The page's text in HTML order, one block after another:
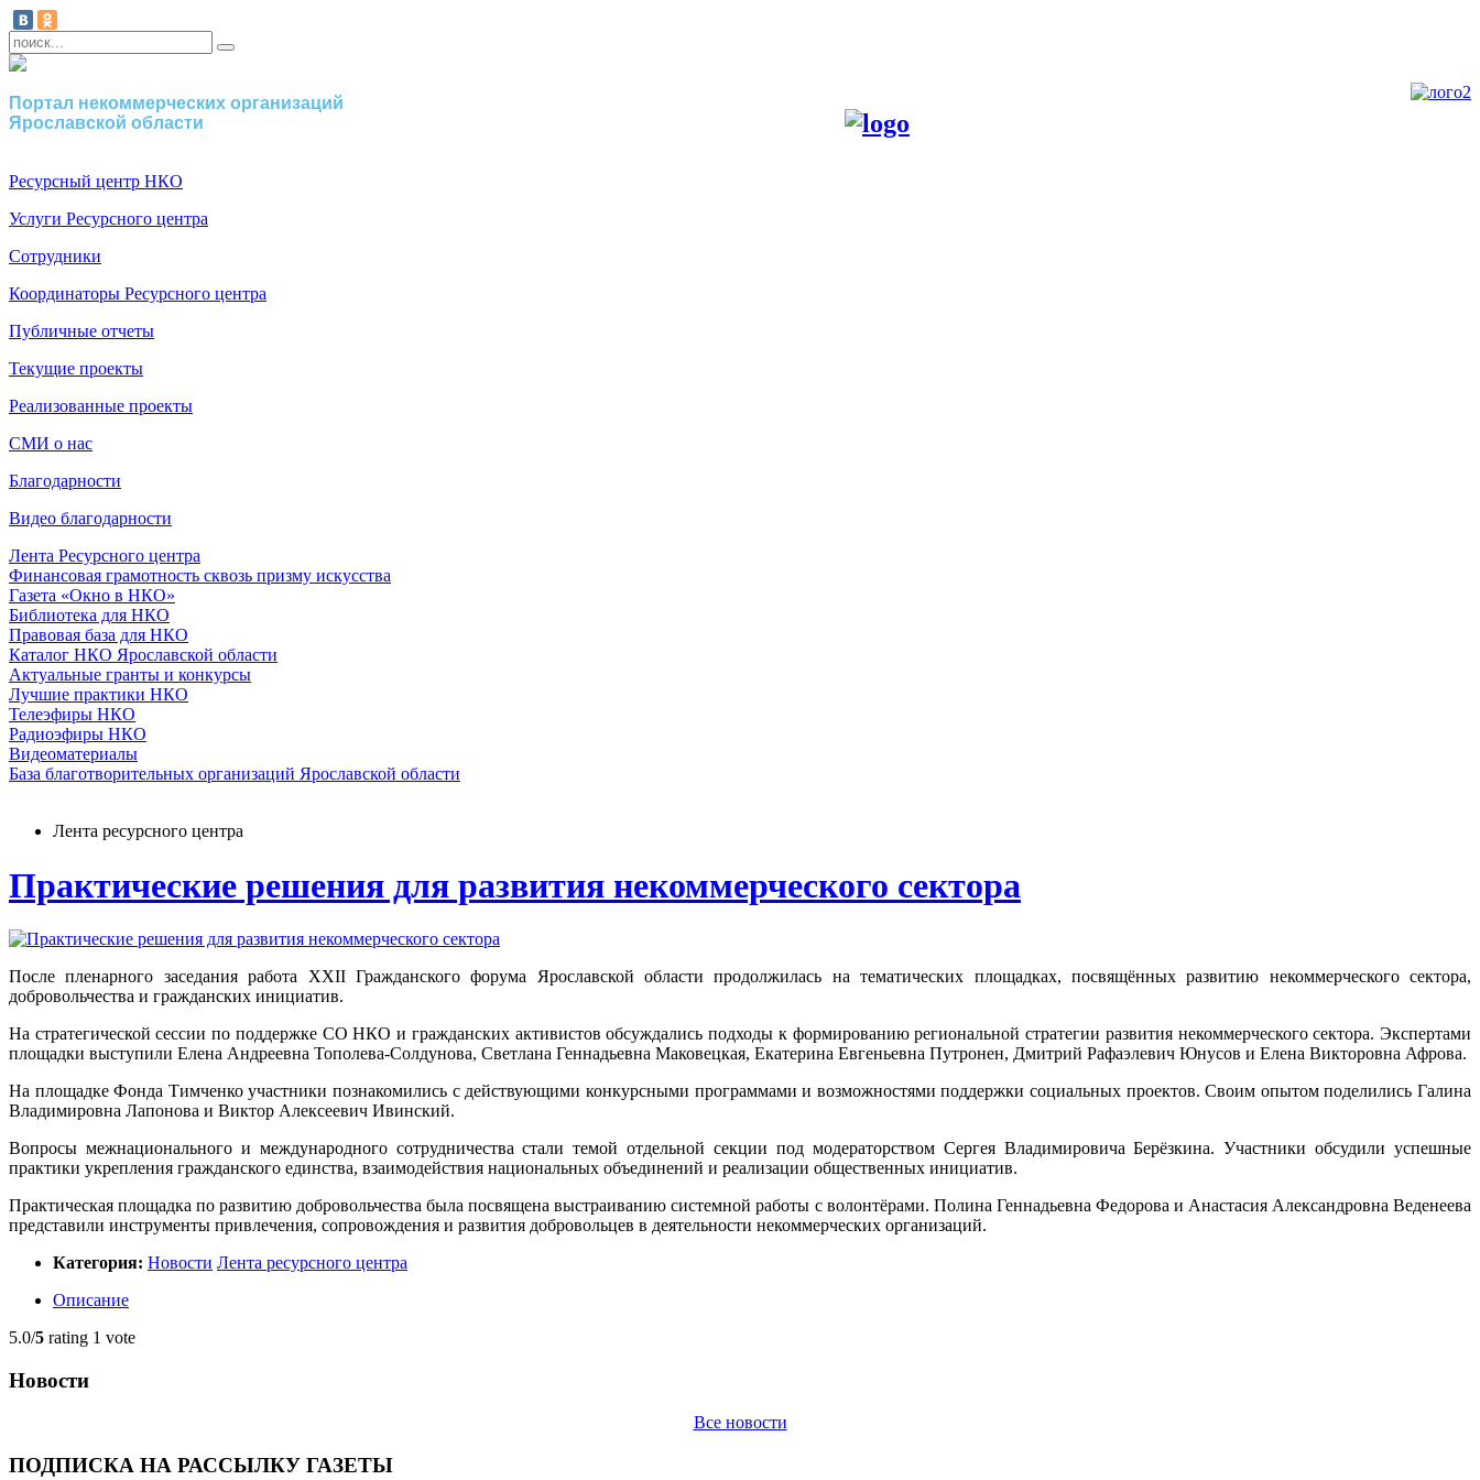
Портал некоммерческих организаций
Ярославской области
Ресурсный центр НКО
Услуги Ресурсного центра
Сотрудники
Координаторы Ресурсного центра
Публичные отчеты
Текущие проекты
Реализованные проекты
СМИ о нас
Благодарности
Видео благодарности
Лента Ресурсного центра
Финансовая грамотность сквозь призму искусства
Газета «Окно в НКО»
Библиотека для НКО
Правовая база для НКО
Каталог НКО Ярославской области
Актуальные гранты и конкурсы
Лучшие практики НКО
Телеэфиры НКО
Радиоэфиры НКО
Видеоматериалы
База благотворительных организаций Ярославской области
Лента ресурсного центра
Практические решения для развития некоммерческого сектора
После пленарного заседания работа XXII Гражданского форума Ярославской области продолжилась на тематических площадках, посвящённых развитию некоммерческого сектора,
добровольчества и гражданских инициатив.
На стратегической сессии по поддержке СО НКО и гражданских активистов обсуждались подходы к формированию региональной стратегии развития некоммерческого сектора. Экспертами
площадки выступили Елена Андреевна Тополева-Солдунова, Светлана Геннадьевна Маковецкая, Екатерина Евгеньевна Путронен, Дмитрий Рафаэлевич Юнусов и Елена Викторовна Афрова.
На площадке Фонда Тимченко участники познакомились с действующими конкурсными программами и возможностями поддержки социальных проектов. Своим опытом поделились Галина
Владимировна Лапонова и Виктор Алексеевич Ивинский.
Вопросы межнационального и международного сотрудничества стали темой отдельной секции под модераторством Сергея Владимировича Берёзкина. Участники обсудили успешные
практики укрепления гражданского единства, взаимодействия национальных объединений и реализации общественных инициатив.
Практическая площадка по развитию добровольчества была посвящена выстраиванию системной работы с волонтёрами. Полина Геннадьевна Федорова и Анастасия Александровна Веденеева
представили инструменты привлечения, сопровождения и развития добровольцев в деятельности некоммерческих организаций.
Категория: Новости Лента ресурсного центра
Описание
5.0/5 rating 1 vote
Новости
Все новости
ПОДПИСКА НА РАССЫЛКУ ГАЗЕТЫ